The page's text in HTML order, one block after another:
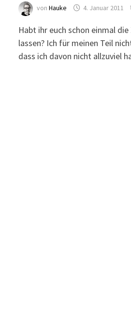
vonHauke 4. Januar 2011
Habt ihr euch schon einmal
lassen? Ich für meinen Teil
dass ich davon nicht allzuviel